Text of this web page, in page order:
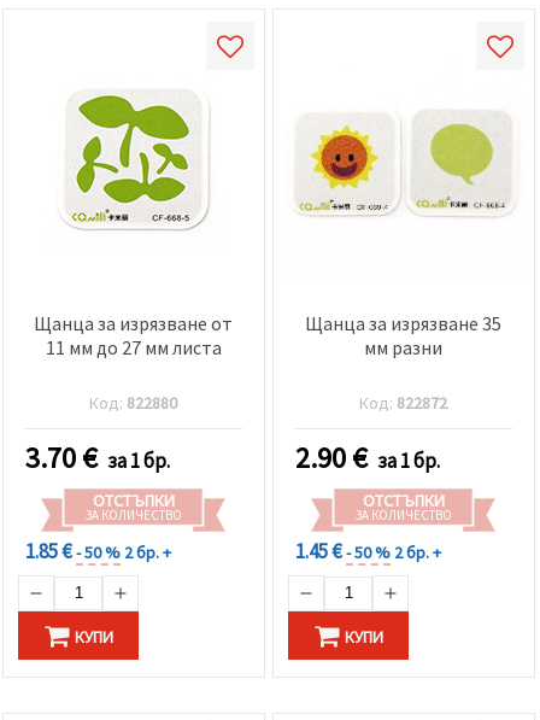
Щанца за изрязване от
11 мм до 27 мм листа
Код: 822880
3.70€ за 1 бр.
ОТСТЪПКИ
ЗА КОЛИЧЕСТВО
1.85 €- 50 % 2 бр. +
КУПИ
Щанца за изрязване 35
мм разни
Код: 822872
2.90€ за 1 бр.
ОТСТЪПКИ
ЗА КОЛИЧЕСТВО
1.45 €- 50 % 2 бр. +
КУПИ